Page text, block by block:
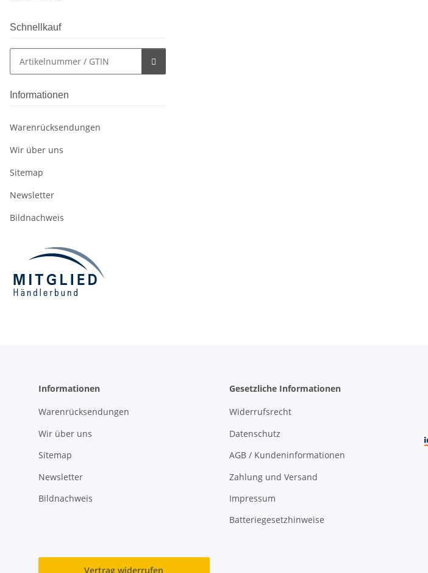
Schnellkauf
Informationen
Warenrücksendungen
Wir über uns
Sitemap
Newsletter
Bildnachweis
Informationen
Warenrücksendungen
Wir über uns
Sitemap
Newsletter
Bildnachweis
Gesetzliche Informationen
Widerrufsrecht
Datenschutz
AGB / Kundeninformationen
Zahlung und Versand
Impressum
Batteriegesetzhinweise
Vertrag widerrufen